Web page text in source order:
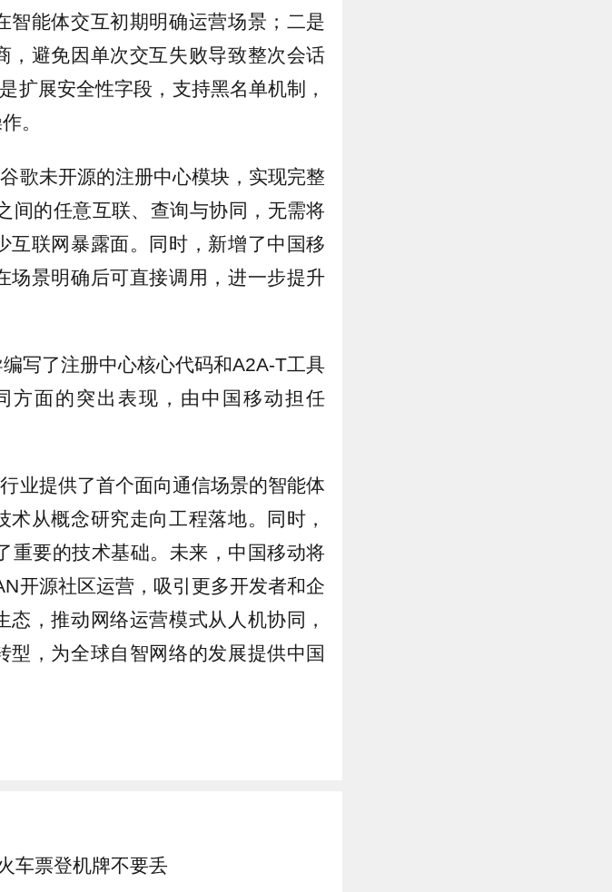
智能体交互初期明确运营场景；二是
，避免因单次交互失败导致整次会话
扩展安全性字段，支持黑名单机制，
。
歌未开源的注册中心模块，实现完整
间的任意互联、查询与协同，无需将
互联网暴露面。同时，新增了中国移
场景明确后可直接调用，进一步提升
写了注册中心核心代码和A2A-T工具
方面的突出表现，由中国移动担任
业提供了首个面向通信场景的智能体
从概念研究走向工程落地。同时，
重要的技术基础。未来，中国移动将
开源社区运营，吸引更多开发者和企
，推动网络运营模式从人机协同，
，为全球自智网络的发展提供中国
车票登机牌不要丢